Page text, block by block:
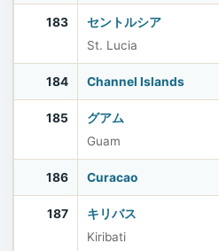
183
セントルシア
St. Lucia
184 Channel Islands
185
グアム
Guam
186 Curacao
187
キリバス
Kiribati